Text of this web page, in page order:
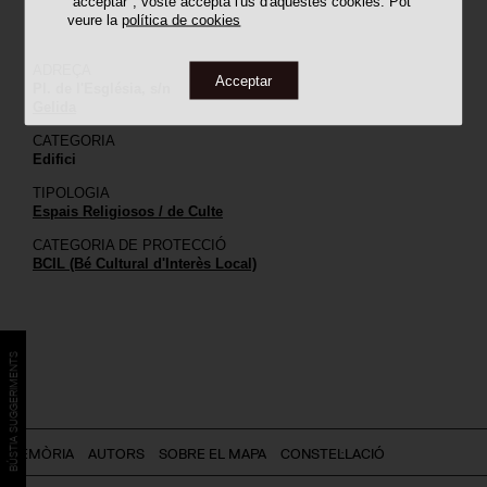
veure lapolítica de cookies
Acceptar
CATEGORIA
Edifici
TIPOLOGIA
Espais Religiosos / de Culte
CATEGORIA DE PROTECCIÓ
BCIL (Bé Cultural d'Interès Local)
MEMÒRIA AUTORS SOBRE EL MAPA CONSTEL·LACIÓ
BÚSTIA SUGGERIMENTS